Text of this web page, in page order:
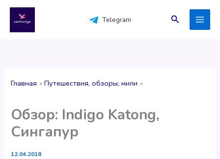
содержимому
Telegram Поиск
Главная Путешествия, обзоры, мили
Обзор: Indigo Katong,
Сингапур
12.04.2018